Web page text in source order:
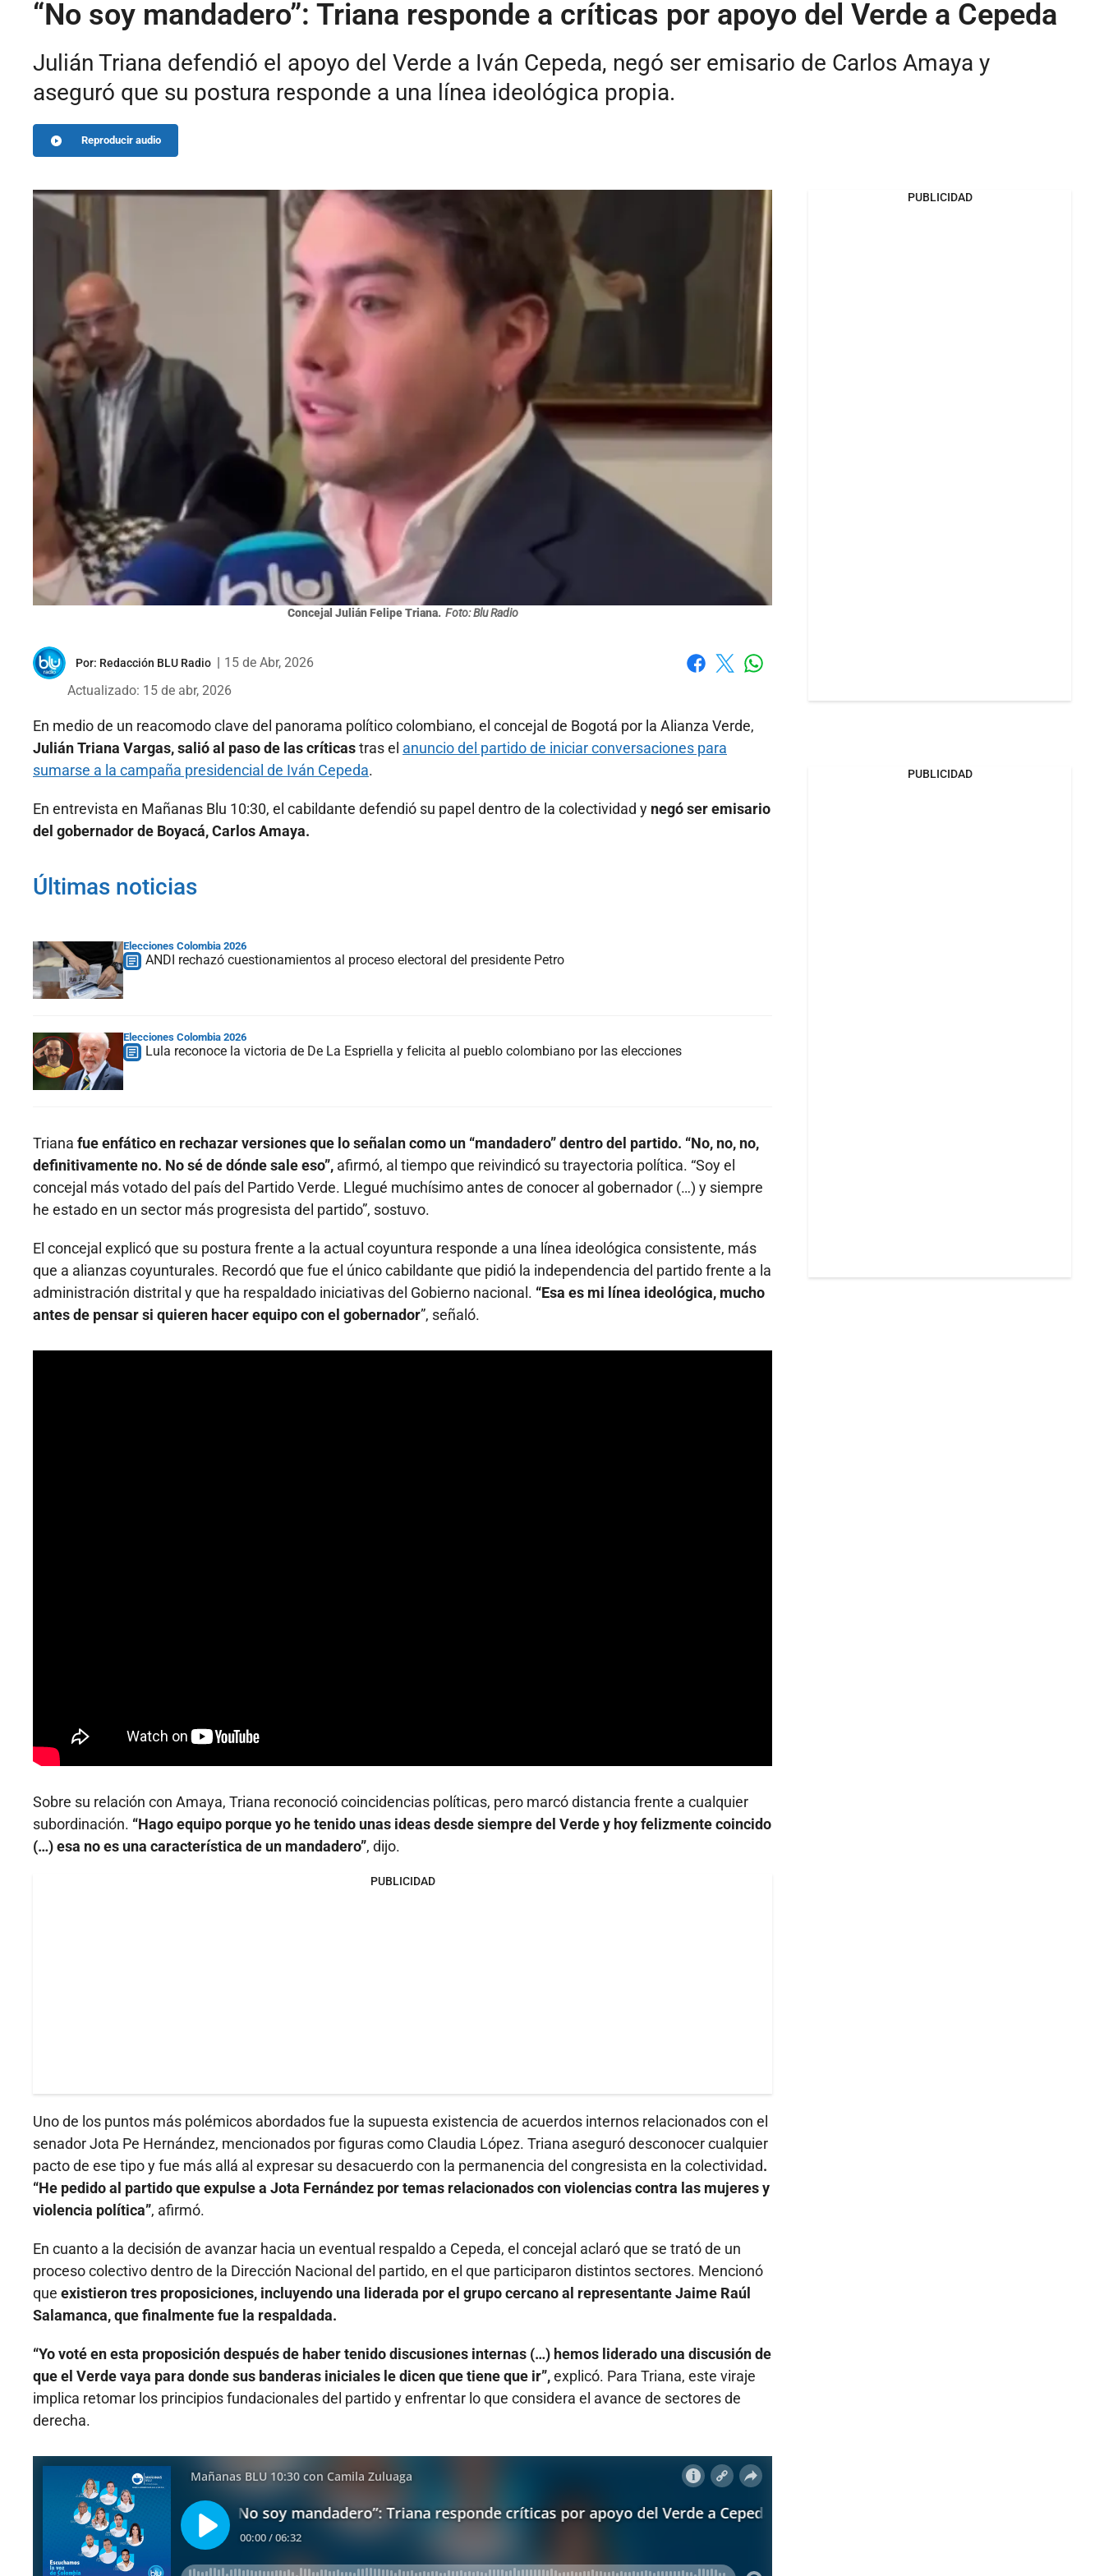
“No soy mandadero”: Triana responde a críticas por apoyo del Verde a Cepeda
Julián Triana defendió el apoyo del Verde a Iván Cepeda, negó ser emisario de Carlos Amaya y
aseguró que su postura responde a una línea ideológica propia.
Reproducir audio
Concejal Julián Felipe Triana. Foto: Blu Radio
Por: Redacción BLU Radio
15 de Abr, 2026
Actualizado: 15 de abr, 2026
En medio de un reacomodo clave del panorama político colombiano, el concejal de Bogotá por la Alianza Verde,
Julián Triana Vargas, salió al paso de las críticastras el anuncio del partido de iniciar conversaciones para
sumarse a la campaña presidencial de Iván Cepeda.
En entrevista en Mañanas Blu 10:30, el cabildante defendió su papel dentro de la colectividad y negó ser emisario
del gobernador de Boyacá, Carlos Amaya.
Últimas noticias
Elecciones Colombia 2026
ANDI rechazó cuestionamientos al proceso electoral del presidente Petro
Elecciones Colombia 2026
Lula reconoce la victoria de De La Espriella y felicita al pueblo colombiano por las elecciones
Triana fue enfático en rechazar versiones que lo señalan como un “mandadero” dentro del partido. “No, no, no,
definitivamente no. No sé de dónde sale eso”, afirmó, al tiempo que reivindicó su trayectoria política. “Soy el
concejal más votado del país del Partido Verde. Llegué muchísimo antes de conocer al gobernador (…) y siempre
he estado en un sector más progresista del partido”, sostuvo.
El concejal explicó que su postura frente a la actual coyuntura responde a una línea ideológica consistente, más
que a alianzas coyunturales. Recordó que fue el único cabildante que pidió la independencia del partido frente a la
administración distrital y que ha respaldado iniciativas del Gobierno nacional. “Esa es mi línea ideológica, mucho
antes de pensar si quieren hacer equipo con el gobernador”, señaló.
Sobre su relación con Amaya, Triana reconoció coincidencias políticas, pero marcó distancia frente a cualquier
subordinación. “Hago equipo porque yo he tenido unas ideas desde siempre del Verde y hoy felizmente coincido
(…) esa no es una característica de un mandadero”, dijo.
PUBLICIDAD
Uno de los puntos más polémicos abordados fue la supuesta existencia de acuerdos internos relacionados con el
senador Jota Pe Hernández, mencionados por figuras como Claudia López. Triana aseguró desconocer cualquier
pacto de ese tipo y fue más allá al expresar su desacuerdo con la permanencia del congresista en la colectividad.
“He pedido al partido que expulse a Jota Fernández por temas relacionados con violencias contra las mujeres y
violencia política”, afirmó.
En cuanto a la decisión de avanzar hacia un eventual respaldo a Cepeda, el concejal aclaró que se trató de un
proceso colectivo dentro de la Dirección Nacional del partido, en el que participaron distintos sectores. Mencionó
que existieron tres proposiciones, incluyendo una liderada por el grupo cercano al representante Jaime Raúl
Salamanca, que finalmente fue la respaldada.
“Yo voté en esta proposición después de haber tenido discusiones internas (…) hemos liderado una discusión de
que el Verde vaya para donde sus banderas iniciales le dicen que tiene que ir”,explicó. Para Triana, este viraje
implica retomar los principios fundacionales del partido y enfrentar lo que considera el avance de sectores de
derecha.
PUBLICIDAD
PUBLICIDAD